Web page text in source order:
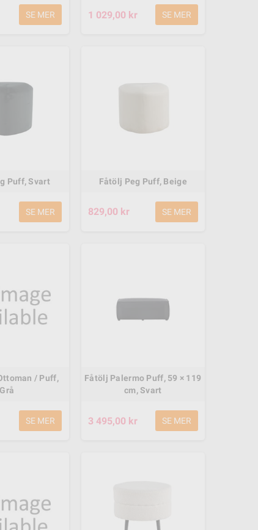
449,00 kr 12 499,00 kr
Soho Premium P-SH069
7 795,00 kr 13 995,00 kr
M-Spa F-OS063W Oslo
19 989,00 kr
SE MER 1 029,00 kr SE MER
Puff, Svart
SE MER
Fåtölj Peg Puff, Beige
829,00 kr SE MER
/ Puff,
Grå
SE MER
Fåtölj Palermo Puff, 59 × 119
cm, Svart
3 495,00 kr SE MER